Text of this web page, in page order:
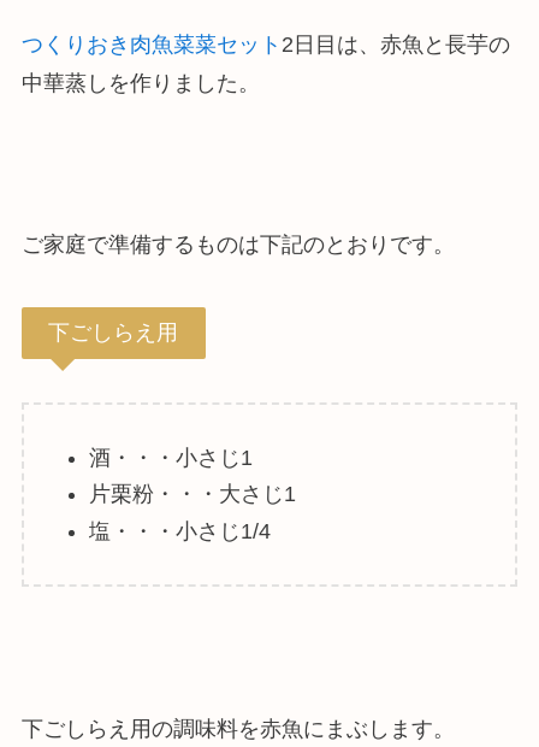
つくりおき肉魚菜菜セット 2日目は、赤魚と長芋の
中華蒸しを作りました。
ご家庭で準備するものは下記のとおりです。
下ごしらえ用
酒・・・小さじ1
片栗粉・・・大さじ1
塩・・・小さじ1/4
下ごしらえ用の調味料を赤魚にまぶします。